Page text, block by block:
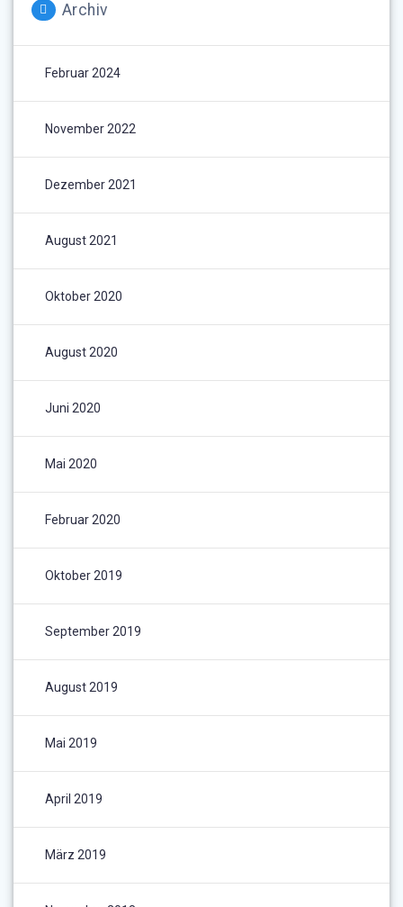
Archiv
Februar 2024
November 2022
Dezember 2021
August 2021
Oktober 2020
August 2020
Juni 2020
Mai 2020
Februar 2020
Oktober 2019
September 2019
August 2019
Mai 2019
April 2019
März 2019